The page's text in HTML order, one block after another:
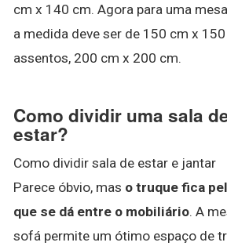
cm x 140 cm. Agora para uma
a medida deve ser de 150 cm x
assentos, 200 cm x 200 cm.
Como dividir uma sala
estar?
Como dividir sala de estar e jantar
Parece óbvio, mas o truque fica
que se dá entre o mobiliário. A
sofá permite um ótimo espaço de